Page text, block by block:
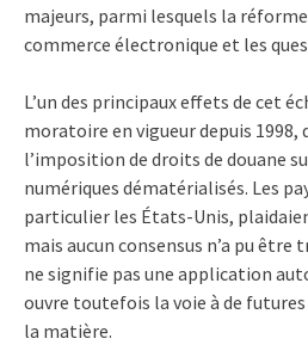
majeurs, parmi lesquels la
commerce électronique et les
L’un des principaux effets de cet
moratoire en vigueur depuis 1998,
l’imposition de droits de douane
numériques dématérialisés. Les
particulier les États-Unis,
mais aucun consensus n’a pu
ne signifie pas une application
ouvre toutefois la voie à de
la matière.